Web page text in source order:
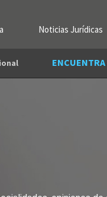
Noticias Jurídicas
ENCUENTRA